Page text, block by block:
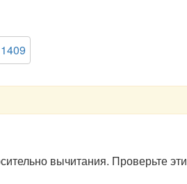
1409
вычитания. Проверьте эти